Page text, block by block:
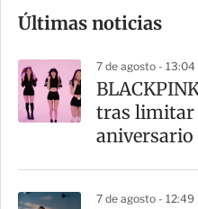
m
a
r
t
Últimas noticias
7 de agosto - 13:04
tras limitar
aniversario
7 de agosto - 12:49